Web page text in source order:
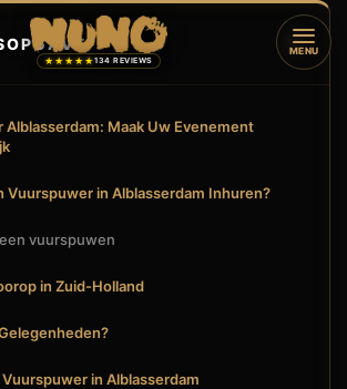
★★★★★134 REVIEWS
MENU
▼
Alblasserdam: Maak Uw Evenement
Vuurspuwer in Alblasserdam Inhuren?
vuurspuwen
in Zuid-Holland
in Alblasserdam